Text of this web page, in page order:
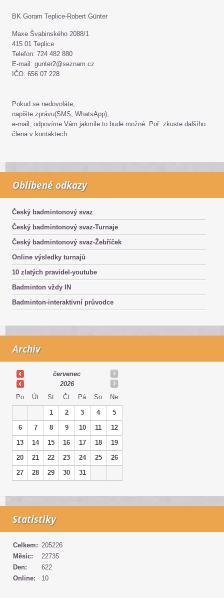
BK Goram Teplice-Robert Günter
Maxe Švabinského 2088/1
415 01 Teplice
Telefon: 724 482 880
E-mail: gunter2@seznam.cz
IČO: 656 07 228
Pokud se nedovoláte,
napište zprávu(SMS, WhatsApp),
e-mail, odpovíme Vám jakmile to bude možné. Poř. zkuste dalšího
člena v kontaktech.
Oblíbené odkazy
Český badmintonový svaz
Český badmintonový svaz-Turnaje
Český badmintonový svaz-Žebříček
Online výsledky turnajů
10 zlatých pravidel-youtube
Badminton vždy IN
Badminton-interaktivní průvodce
Archiv
červenec
2026
Po
Út St Čt Pá So Ne
1 2 3 4
5
6
7 8 9 10 11
12
13
14 15 16 17 18
19
20
21 22 23 24 25
26
27
28 29 30 31
Statistiky
Online: 10
Celkem: 205226
Měsíc:
22735
Den:
622